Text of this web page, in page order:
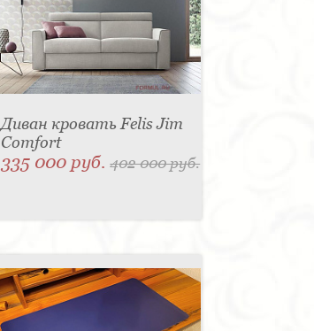
Диван кровать Felis Jim
Comfort
335 000 руб.402 000 руб.